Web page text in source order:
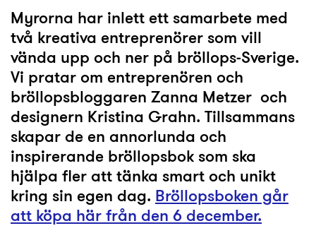
Myrorna har inlett ett samarbete med
två kreativa entreprenörer som vill
vända upp och ner på bröllops-Sverige.
Vi pratar om entreprenören och
bröllopsbloggaren Zanna Metzer och
designern Kristina Grahn. Tillsammans
skapar de en annorlunda och
inspirerande bröllopsbok som ska
hjälpa fler att tänka smart och unikt
kring sin egen dag. Bröllopsboken går
att köpa här från den 6 december.